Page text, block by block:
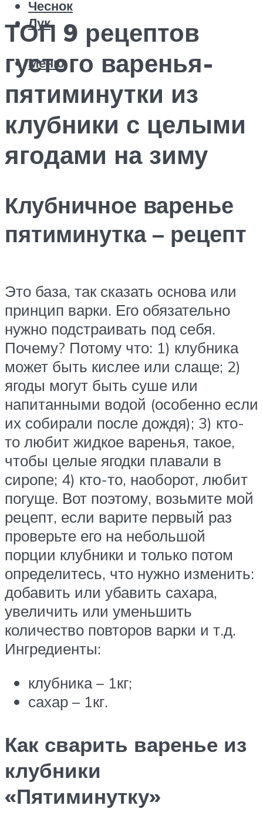
Чеснок
Лук
Меню
ТОП 9 рецептов
густого варенья-
пятиминутки из
клубники с целыми
ягодами на зиму
Клубничное варенье
пятиминутка – рецепт
Это база, так сказать основа или
принцип варки. Его обязательно
нужно подстраивать под себя.
Почему? Потому что: 1) клубника
может быть кислее или слаще; 2)
ягоды могут быть суше или
напитанными водой (особенно если
их собирали после дождя); 3) кто-
то любит жидкое варенья, такое,
чтобы целые ягодки плавали в
сиропе; 4) кто-то, наоборот, любит
погуще. Вот поэтому, возьмите мой
рецепт, если варите первый раз
проверьте его на небольшой
порции клубники и только потом
определитесь, что нужно изменить:
добавить или убавить сахара,
увеличить или уменьшить
количество повторов варки и т.д.
Ингредиенты:
клубника – 1кг;
сахар – 1кг.
Как сварить варенье из
клубники
«Пятиминутку»